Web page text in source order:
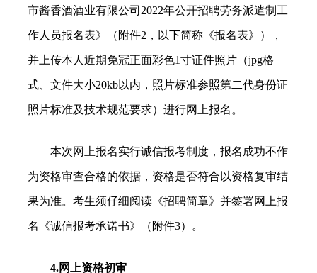
市酱香酒酒业有限公司2022年公开招聘劳务派遣制工
作人员报名表》（附件2，以下简称《报名表》），
并上传本人近期免冠正面彩色1寸证件照片（jpg格
式、文件大小20kb以内，照片标准参照第二代身份证
照片标准及技术规范要求）进行网上报名。
本次网上报名实行诚信报考制度，报名成功不作
为资格审查合格的依据，资格是否符合以资格复审结
果为准。考生须仔细阅读《招聘简章》并签署网上报
名《诚信报考承诺书》（附件3）。
4.网上资格初审